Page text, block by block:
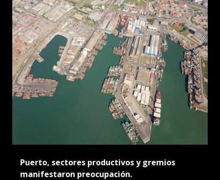
Puerto, sectores productivos y gremios
manifestaron preocupación.